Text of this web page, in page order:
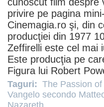
privire pe pagina
Cinemagia.ro şi, din
producţiei din 1977
Zeffirelli este cel mai
Este producţia pe
Figura lui Robert
Taguri: The Passion
Vangelo secondo
Nazareth